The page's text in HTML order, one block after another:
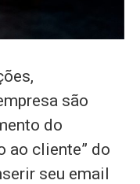
são
do
ao cliente” do
seu email